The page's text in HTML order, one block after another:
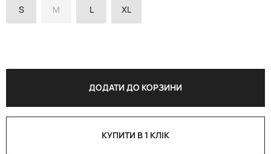
S M L XL
ДОДАТИ ДО КОРЗИНИ
КУПИТИ В 1 КЛІК